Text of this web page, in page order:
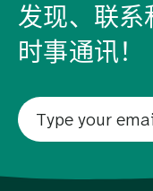
发现、联
时事通讯！